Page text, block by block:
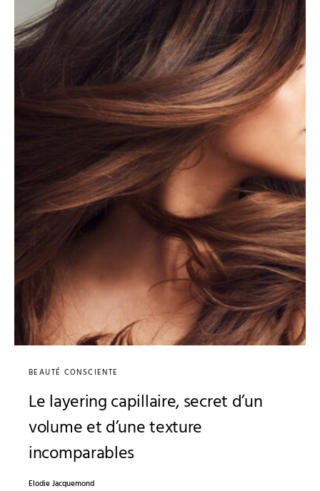
BEAUTÉ CONSCIENTE
Le layering capillaire, secret d’un
volume et d’une texture
incomparables
Elodie Jacquemond